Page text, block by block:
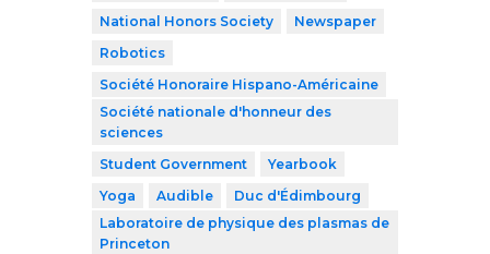
National Honors Society
Newspaper
Robotics
Société Honoraire Hispano-Américaine
Société nationale d'honneur des
sciences
Student Government
Yearbook
Yoga
Audible
Duc d'Édimbourg
Laboratoire de physique des plasmas de
Princeton